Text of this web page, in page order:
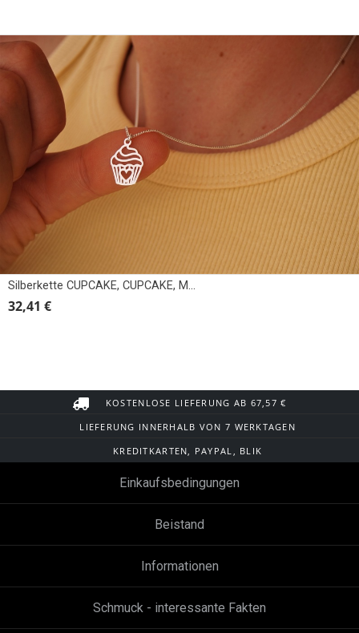
Silberkette CUPCAKE, CUPCAKE, MUFFINKA
32,41 €
KOSTENLOSE LIEFERUNG AB 67,57 €
LIEFERUNG INNERHALB VON 7 WERKTAGEN
KREDITKARTEN, PAYPAL, BLIK
Einkaufsbedingungen
Beistand
Informationen
Schmuck - interessante Fakten